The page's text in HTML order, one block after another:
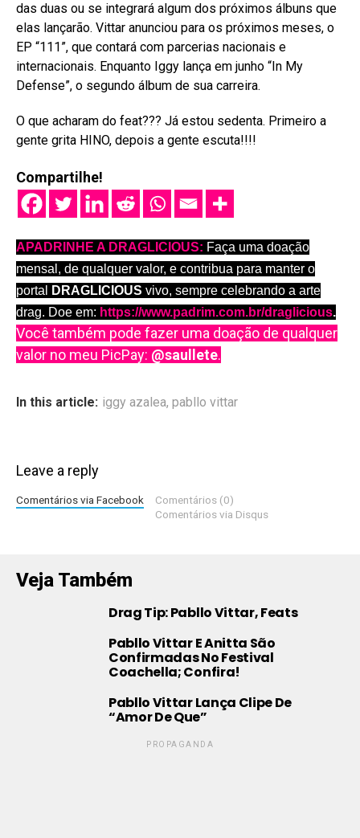
das duas ou se integrará algum dos próximos álbuns que
elas lançarão. Vittar anunciou para os próximos meses, o
EP “111”, que contará com parcerias nacionais e
internacionais. Enquanto Iggy lança em junho “In My
Defense”, o segundo álbum de sua carreira.
O que acharam do feat??? Já estou sedenta. Primeiro a
gente grita HINO, depois a gente escuta!!!!
Compartilhe!
APADRINHE A DRAGLICIOUS: Faça uma doação
mensal, de qualquer valor, e contribua para manter o
portal
DRAGLICIOUS vivo, sempre celebrando a arte
drag. Doe em: https://www.padrim.com.br/draglicious.
Você também pode fazer uma doação de qualquer
valor no meu PicPay: @saullete.
In this article: iggy azalea, pabllo vittar
Leave a reply
Comentários via Facebook
Comentários (0)
Comentários via Disqus
Veja Também
Drag Tip: Pabllo Vittar, Feats
Pabllo Vittar E Anitta São
Confirmadas No Festival
Coachella; Confira!
Pabllo Vittar Lança Clipe De
“Amor De Que”
PROPAGANDA